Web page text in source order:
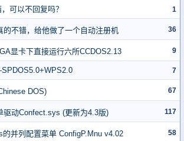
可以不回复吗？ 1
的不错，给他做了一个自动注册机 36
显卡下直接运行六所CCDOS2.13 9
7
DOS) 67
驱动Confect.sys (更新为4.3版) 117
的并列配置菜单 ConfigP.Mnu v4.02 58